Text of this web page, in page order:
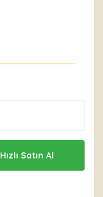
Hızlı Satın Al